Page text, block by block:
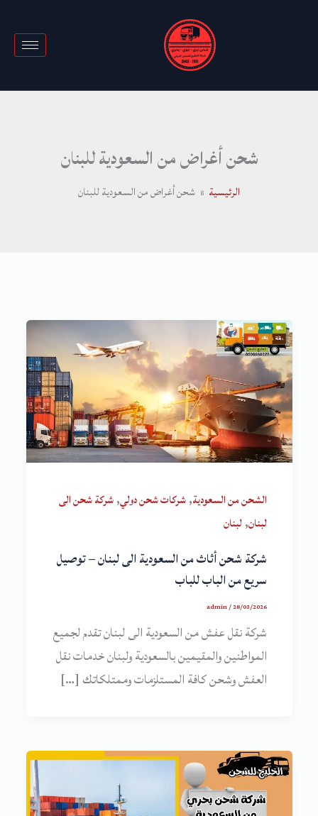
شحن أغراض من السعودية للبنان
الرئيسية شحن أغراض من السعودية للبنان
الشحن من السعودية,شركات شحن دولي,شركة شحن الى
لبنان,لبنان
شركة شحن أثاث من السعودية الى لبنان – توصيل
سريع من الباب للباب
admin/28/03/2026
شركة نقل عفش من السعودية الى لبنان تقدم لجميع
المواطنين والمقيمين بالسعودية ولبنان خدمات نقل
العفش وشحن كافة المستلزمات وممتلكاتك […]